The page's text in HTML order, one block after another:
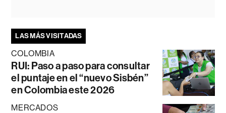
LAS MÁS VISITADAS
COLOMBIA
RUI: Paso a paso para consultar
el puntaje en el “nuevo Sisbén”
en Colombia este 2026
MERCADOS